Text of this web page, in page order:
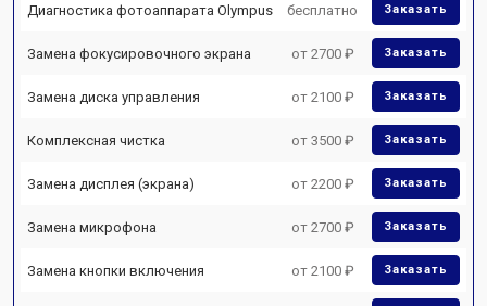
Диагностика фотоаппарата Olympus бесплатно Заказать
Замена фокусировочного экрана от 2700 ₽ Заказать
Замена диска управления от 2100 ₽ Заказать
Комплексная чистка от 3500 ₽ Заказать
Замена дисплея (экрана) от 2200 ₽ Заказать
Замена микрофона от 2700 ₽ Заказать
Замена кнопки включения от 2100 ₽ Заказать